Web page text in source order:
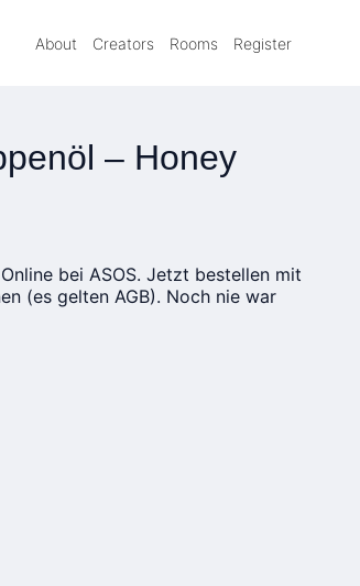
About Creators Rooms Register
– Honey
bei ASOS. Jetzt bestellen mit
(es gelten AGB). Noch nie war